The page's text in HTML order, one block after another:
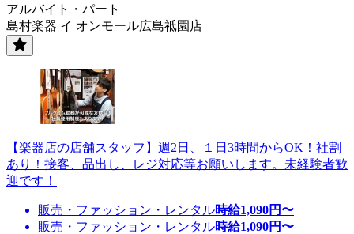
アルバイト・パート
島村楽器 イ オンモール広島祗園店
【楽器店の店舗スタッフ】週2日、１日3時間からOK！社割
あり！接客、品出し、レジ対応等お願いします。未経験者歓
迎です！
販売・ファッション・レンタル時給1,090円〜
販売・ファッション・レンタル時給1,090円〜